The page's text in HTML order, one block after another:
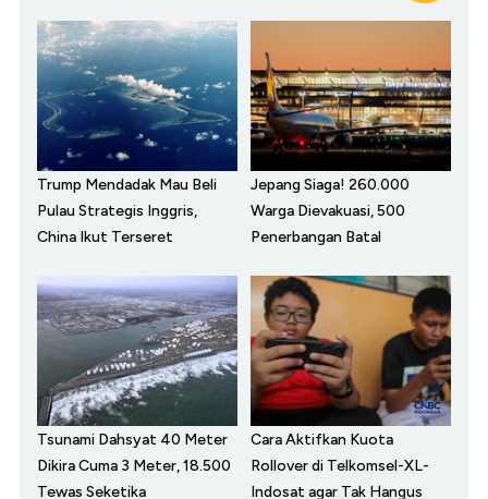
Trump Mendadak Mau Beli
Pulau Strategis Inggris,
China Ikut Terseret
Jepang Siaga! 260.000
Warga Dievakuasi, 500
Penerbangan Batal
Tsunami Dahsyat 40 Meter
Dikira Cuma 3 Meter, 18.500
Tewas Seketika
Cara Aktifkan Kuota
Rollover di Telkomsel-XL-
Indosat agar Tak Hangus